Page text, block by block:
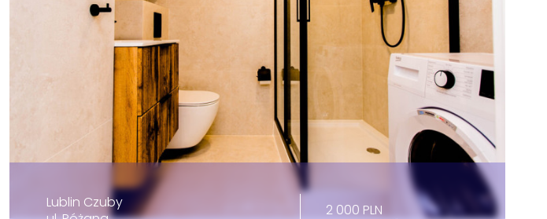
Lublin Czuby
2 000 PLN